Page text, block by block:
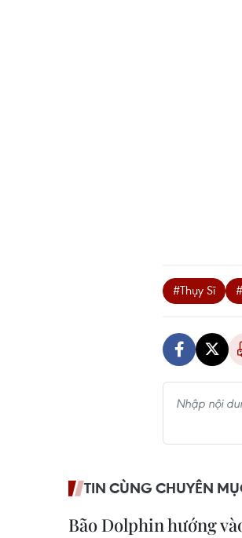
#Thụy Sĩ
TIN CÙNG CHUYÊN
Bão Dolphin hướng